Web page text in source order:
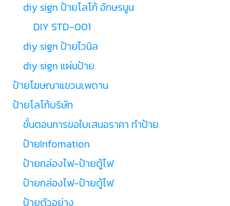
diy sign ป้ายโลโก้ อักษรนูน
DIY STD-001
diy sign ป้ายไวนิล
diy sign แผ่นป้าย
ป้ายโฆษณาแขวนเพดาน
ป้ายโลโก้บริษัท
ขั้นตอนการขอใบเสนอราคา ทำป้าย
ป้ายInfomation
ป้ายกล่องไฟ-ป้ายตู้ไฟ
ป้ายกล่องไฟ-ป้ายตู้ไฟ
ป้ายตัวอย่าง